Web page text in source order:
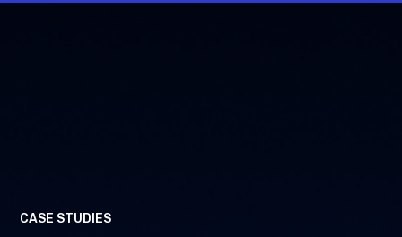
CASE STUDIES